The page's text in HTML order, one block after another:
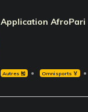
Application AfroPari
Autres 🎽 Omnisports 🏅